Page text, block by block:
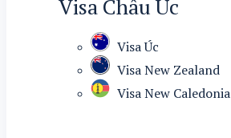
Visa Châu Úc
Visa Úc
Visa New Zealand
Visa New Caledonia